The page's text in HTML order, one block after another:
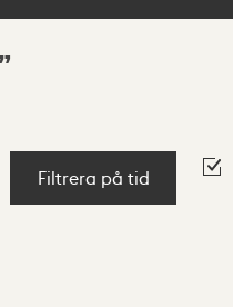
Filtrera på tid